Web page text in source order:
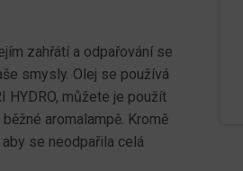
zahřátí a odpařování se
smysly. Olej se používá
můžete je použít
aromalampě. Kromě
se neodpařila celá